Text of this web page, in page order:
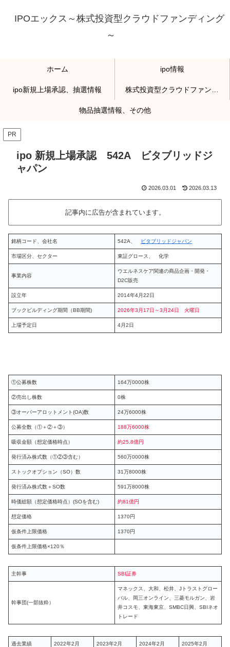
IPOエックス～株式投資型クラウドファンディング
～
ホーム ipo情報
ipo新規上場承認、抽選情報
物品抽選情報、その他
PR
ipo 新規上場承認 542A ビタブリッドジ
ャパン
2026.03.01 2026.03.13
記事内に広告が含まれています。
銘柄コード、会社名 542A、 ビタブリッドジャパン
市場区分、セクター 東証グロース、 化学
事業内容
ウエルネスケア関連の商品企画・開発・
D2C販売
設立年 2014年4月22日
ブックビルディング期間（BB期間) 2026年3月17日～3月24日 火曜日
上場予定日 4月2日
①公募株数 164万0000株
②売出し株数 0株
③オーバーアロットメント(OA)数 24万6000株
公募全数（①＋②＋③） 188万6000株
吸収金額（想定価格時点） 約25.8億円
発行済み株式数（①②③含む） 560万0000株
ストックオプション（SO）数 31万8000株
発行済み株式数＋SO数 591万8000株
時価総額（想定価格時点）(SOを含む) 約81億円
想定価格 1370円
仮条件上限価格 1370円
仮条件上限価格×120％
主幹事 SBI証券
幹事団(一部抜粋）
マネックス、大和、松井、Jトラストグロー
バル、岡三オンライン、三菱モルガン、岩
井コスモ、東海東京、SMBC日興、SBIネオ
トレード
過去業績 2022年2月 2023年2月 2024年2月 2025年2月